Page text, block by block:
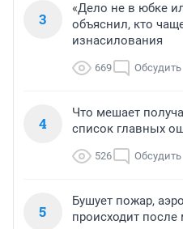
3
«Дело не в юбке
объяснил, кто
изнасилования
669 Обсудить
4
Что мешает
список главных
526 Обсудить
5
Бушует пожар,
происходит